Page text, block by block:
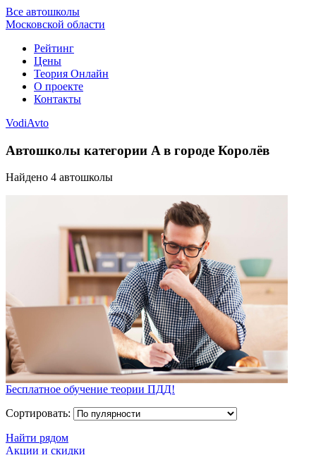
Все автошколы
Московской области
Рейтинг
Цены
Теория Онлайн
О проекте
Контакты
VodiAvto
Автошколы категории A в городе Королёв
Найдено 4 автошколы
Бесплатное обучение теории ПДД!
Сортировать:
Найти рядом
Акции и скидки